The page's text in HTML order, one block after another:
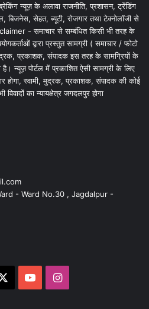
न्यूज़ के अलावा राजनीति, प्रशासन, ट्रेंडिंग
सेहत, ब्यूटी, रोजगार तथा टेक्नोलॉजी से
- समाचार से सम्बंधित किसी भी तरह के
द्वारा प्रस्तुत सामग्री ( समाचार / फोटो
मुद्रक, प्रकाशक, संपादक इस तरह के सामग्रियों के
है। न्यूज़ पोर्टल में प्रकाशित ऐसी सामग्री के लिए
होगा, स्वामी, मुद्रक, प्रकाशक, संपादक की कोई
विवादों का न्यायक्षेत्र जगदलपुर होगा
- Ward No.30 , Jagdalpur -
YouTubeInstagram